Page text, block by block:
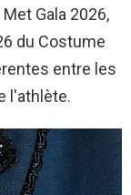
Gala 2026,
du Costume
entre les
l'athlète.